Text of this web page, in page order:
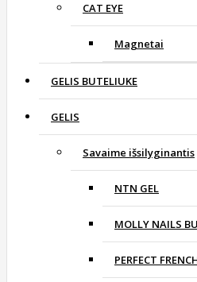
CAT EYE
Magnetai
GELIS BUTELIUKE
GELIS
Savaime išsilyginantis
NTN GEL
MOLLY NAILS
PERFECT